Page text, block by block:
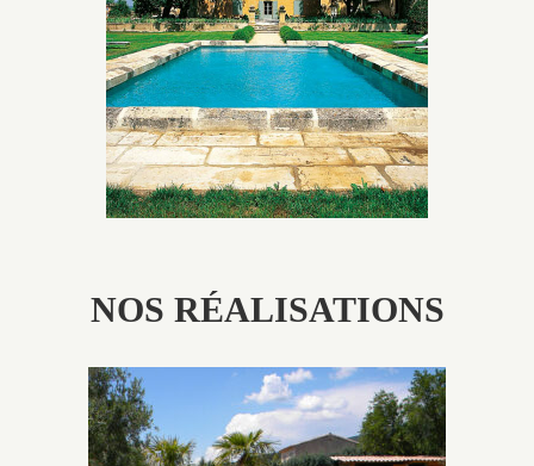
utilisés pour garder un aspect ancien, retrouver une
patine naturelle ou créer un ornement de pierres de
taille.
NOS RÉALISATIONS